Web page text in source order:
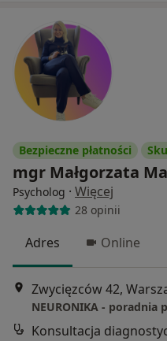
Bezpieczne płatności
mgr Małgorzata
Psycholog · Więcej
28 opinii
Adres Online
Zwycięzców 42,
NEURONIKA - poradnia
Konsultacja